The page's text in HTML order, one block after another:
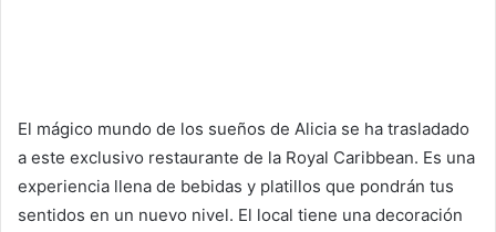
El mágico mundo de los sueños de Alicia se ha trasladado
a este exclusivo restaurante de la Royal Caribbean. Es una
experiencia llena de bebidas y platillos que pondrán tus
sentidos en un nuevo nivel. El local tiene una decoración